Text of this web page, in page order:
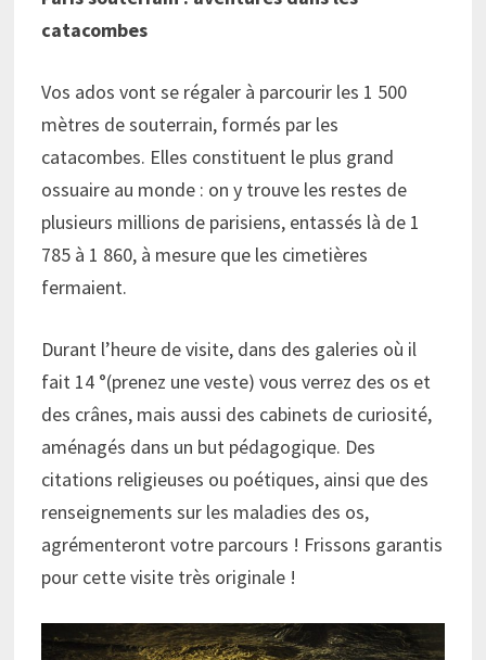
catacombes
Vos ados vont se régaler à parcourir les 1 500
mètres de souterrain, formés par les
catacombes. Elles constituent le plus grand
ossuaire au monde : on y trouve les restes de
plusieurs millions de parisiens, entassés là de 1
785 à 1 860, à mesure que les cimetières
fermaient.
Durant l’heure de visite, dans des galeries où il
fait 14 °(prenez une veste) vous verrez des os et
des crânes, mais aussi des cabinets de curiosité,
aménagés dans un but pédagogique. Des
citations religieuses ou poétiques, ainsi que des
renseignements sur les maladies des os,
agrémenteront votre parcours ! Frissons garantis
pour cette visite très originale !